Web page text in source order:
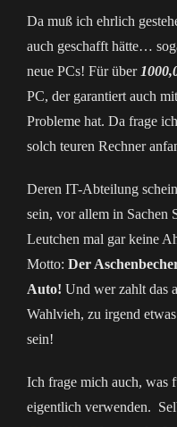
Da muß ich ehrlich
auch geschafft hätte…
neue PCs! Für über
PC, der garantiert auch
Probleme hat. Da frage
solch teuren Rechner
Deren IT-Abteilung
sein, vor allem in Sachen
Leutchen mal gar keine
Motto: Der
Auto! Und wer zahlt das
Wahlvieh, zu irgend
sein!
Ich frage mich auch, was
eigentlich verwenden.